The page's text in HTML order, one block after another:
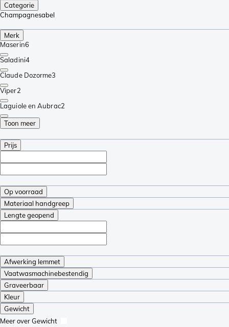
Categorie
Champagnesabel
Merk
Maserin6
Saladini4
Claude Dozorme3
Viper2
Laguiole en Aubrac2
Toon meer
Prijs
Op voorraad
Materiaal handgreep
Lengte geopend
Afwerking lemmet
Vaatwasmachinebestendig
Graveerbaar
Kleur
Gewicht
Meer over Gewicht